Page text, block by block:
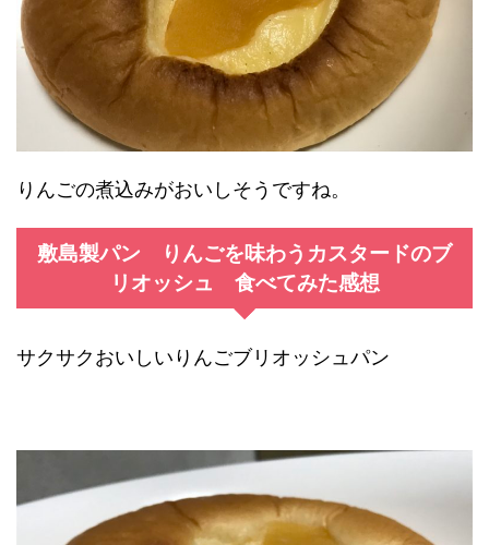
りんごの煮込みがおいしそうですね。
敷島製パン りんごを味わうカスタードのブ
リオッシュ 食べてみた感想
サクサクおいしいりんごブリオッシュパン